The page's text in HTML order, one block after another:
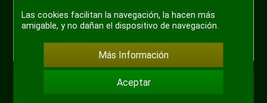
Las cookies facilitan la navegación, la hacen más
amigable, y no dañan el dispositivo de navegación.
Más Información
Aceptar